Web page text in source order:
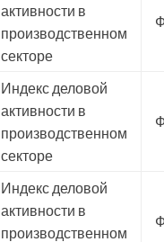
активности в
производственном
секторе
Индекс деловой
активности в
производственном
секторе
Индекс деловой
активности в
производственном